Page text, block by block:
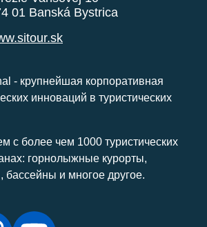
01 Banská Bystrica
- крупнейшая корпоративная
инноваций в туристических
с более чем 1000 туристических
горнолыжные курорты,
бассейны и многое другое.